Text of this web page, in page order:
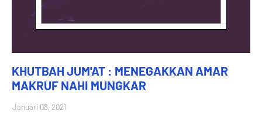
KHUTBAH JUM'AT : MENEGAKKAN AMAR
MAKRUF NAHI MUNGKAR
Januari 08, 2021